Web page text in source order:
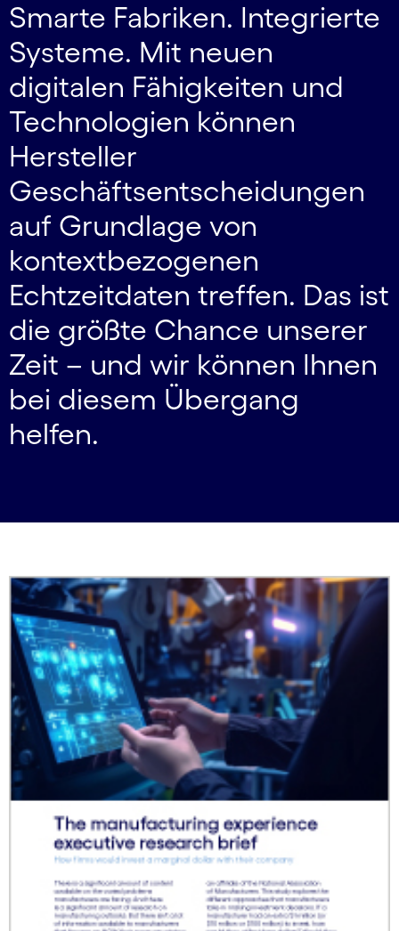
Smarte Fabriken. Integrierte
Systeme. Mit neuen
digitalen Fähigkeiten und
Technologien können
Hersteller
Geschäftsentscheidungen
auf Grundlage von
kontextbezogenen
Echtzeitdaten treffen. Das ist
die größte Chance unserer
Zeit – und wir können Ihnen
bei diesem Übergang
helfen.